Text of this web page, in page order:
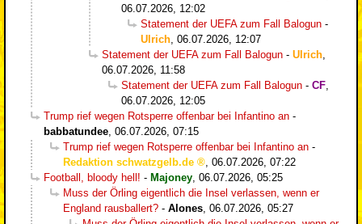
06.07.2026, 12:02
Statement der UEFA zum Fall Balogun -
Ulrich 06.07.2026, 12:07
Statement der UEFA zum Fall Balogun - Ulrich
06.07.2026, 11:58
Statement der UEFA zum Fall Balogun - CF
06.07.2026, 12:05
Trump rief wegen Rotsperre offenbar bei Infantino an -
babbatundee 06.07.2026, 07:15
Trump rief wegen Rotsperre offenbar bei Infantino an -
Redaktion schwatzgelb.de
06.07.2026, 07:22
Football, bloody hell! - Majoney 06.07.2026, 05:25
Muss der Örling eigentlich die Insel verlassen, wenn er
England rausballert? - Alones 06.07.2026, 05:27